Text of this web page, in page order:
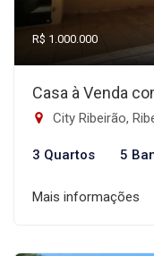
R$ 1.000.000
Casa à Venda
City Ribeirão,
3 Quartos 5
Mais informações